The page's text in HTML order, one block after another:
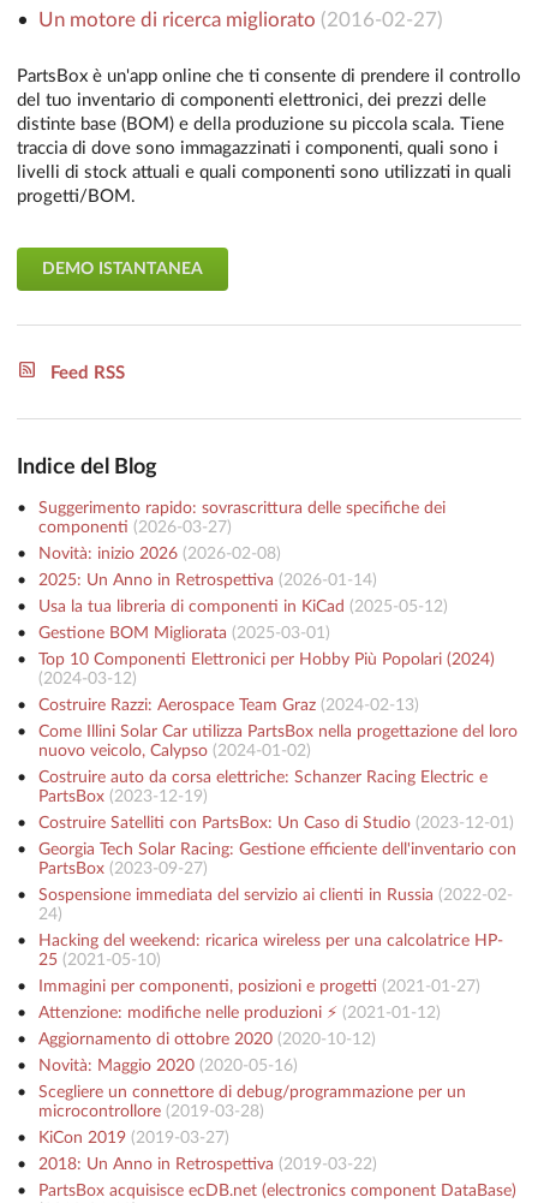
Un motore di ricerca migliorato (2016-02-27)
PartsBox è un'app online che ti consente di prendere il controllo
del tuo inventario di componenti elettronici, dei prezzi delle
distinte base (BOM) e della produzione su piccola scala. Tiene
traccia di dove sono immagazzinati i componenti, quali sono i
livelli di stock attuali e quali componenti sono utilizzati in quali
progetti/BOM.
DEMO ISTANTANEA
Feed RSS
Indice del Blog
Suggerimento rapido: sovrascrittura delle specifiche dei
componenti (2026-03-27)
Novità: inizio 2026(2026-02-08)
2025: Un Anno in Retrospettiva (2026-01-14)
Usa la tua libreria di componenti in KiCad (2025-05-12)
Gestione BOM Migliorata (2025-03-01 )
Top 10 Componenti Elettronici per Hobby Più Popolari (2024)
(2024-03-12)
Costruire Razzi: Aerospace Team Graz(2024-02-13)
Come Illini Solar Car utilizza PartsBox nella progettazione del loro
nuovo veicolo, Calypso(2024-01-02)
Costruire auto da corsa elettriche: Schanzer Racing Electric e
PartsBox(2023-12-19)
Costruire Satelliti con PartsBox: Un Caso di Studio(2023-12-01 )
Georgia Tech Solar Racing: Gestione efficiente dell'inventario con
PartsBox(2023-09-27)
Sospensione immediata del servizio ai clienti in Russia (2022-02-
24)
Hacking del weekend: ricarica wireless per una calcolatrice HP-
25(2021-05-10)
Immagini per componenti, posizioni e progetti(2021-01-27)
Attenzione: modifiche nelle produzioni ⚡️ (2021-01-12)
Aggiornamento di ottobre 2020(2020-10-12)
Novità: Maggio 2020(2020-05-16)
Scegliere un connettore di debug/programmazione per un
microcontrollore(2019-03-28)
KiCon 2019(2019-03-27)
2018: Un Anno in Retrospettiva (2019-03-22)
PartsBox acquisisce ecDB.net (electronics component DataBase)